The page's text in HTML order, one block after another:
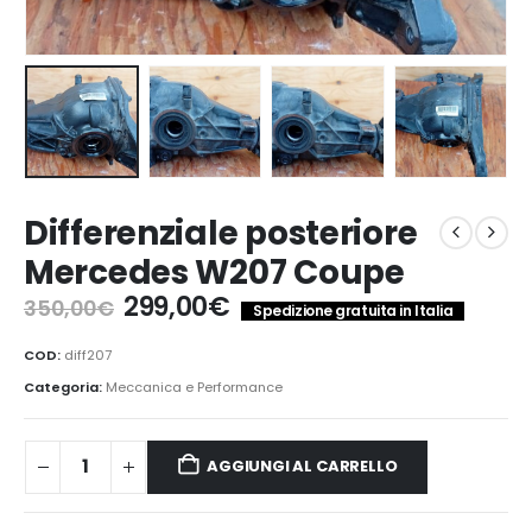
Differenziale posteriore
Mercedes W207 Coupe
350,00€ Il
prezzo
era:
350,00€.
299,00€Il
prezzo
è:
299,00€.
Spedizione gratuita in Italia
COD: diff207
Categoria: Meccanica e Performance
AGGIUNGI AL CARRELLO